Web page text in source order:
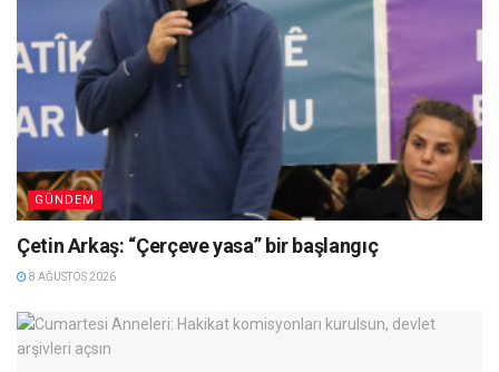
GÜNDEM
Çetin Arkaş: “Çerçeve yasa” bir başlangıç
8 AĞUSTOS 2026